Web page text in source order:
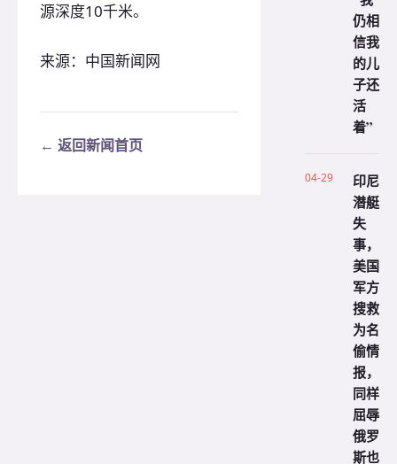
源深度10千米。
来源：中国新闻网
← 返回新闻首页
仍相
信我
的儿
子还
活
着”
04-29
印尼
潜艇
失
事，
美国
军方
搜救
为名
偷情
报，
同样
屈辱
俄罗
斯也